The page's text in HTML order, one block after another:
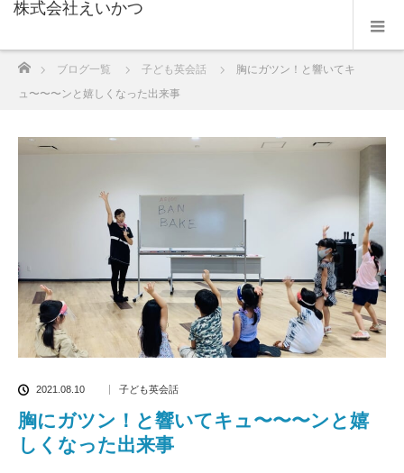
株式会社えいかつ
ブログ一覧 子ども英会話
胸にガツン！と響いてキ
ュ〜〜〜ンと嬉しくなった出来事
2021.08.10 子ども英会話
胸にガツン！と響いてキュ〜〜〜ンと嬉
しくなった出来事